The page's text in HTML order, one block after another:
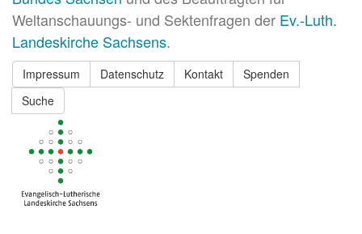
Weltanschauungs- und Sektenfragen der Ev.-Luth.
Landeskirche Sachsens.
Impressum Datenschutz Kontakt
Spenden
Suche